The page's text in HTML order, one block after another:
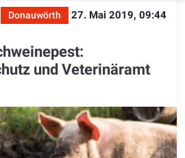
Donauwörth
27. Mai 2019, 09:44
und Veterinäramt